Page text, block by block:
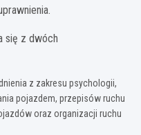
się z dwóch
z zakresu psychologii,
pojazdem, przepisów ruchu
oraz organizacji ruchu